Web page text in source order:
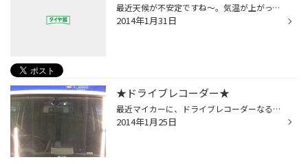
最近天候が不安定ですね～。気温が上がって雨が降ったり、夜には雪に変わったり。 そんな状態なので雪道の運転にはさらに注意が必要ですね。 当店では無料でタイヤの点検を行っております。 「ヒヤッ」としたらお買い物ついでに当店へお立ち寄りください。 個人的にはこの天候で雪山のコンディショ...
2014年1月31日
★ドライブレコーダー★
最近マイカーに、ドライブレコーダーなる物を付けました。 セルスターのドライブレコーダーで小型の物で、 車内からだと、バックミラーに隠れて視界の妨げにもならなくイイ感じです。 日頃から安全運転を心掛けセーフティドライブなのですが、 あってはいけない、無い方がいい万が一の時の為に！！...
2014年1月25日